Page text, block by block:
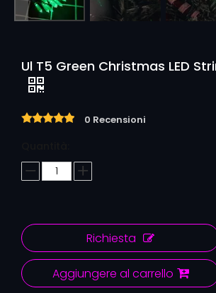
Ul T5 Green Christmas LED
0 Recensioni
Richiesta
Aggiungere al carrello